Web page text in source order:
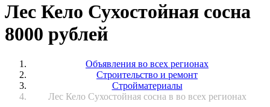
Лес Кело Сухостойная сосна
8000 рублей
Объявления во всех регионах
Строительство и ремонт
Стройматериалы
Лес Кело Сухостойная сосна в во всех регионах